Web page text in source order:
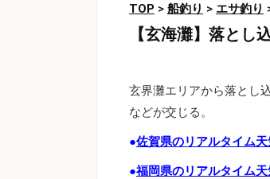
TOP > 船釣り > エサ釣り
【玄海灘】落と
玄界灘エリアから落とし
などが交じる。
●佐賀県のリアルタイム
●福岡県のリアルタイム